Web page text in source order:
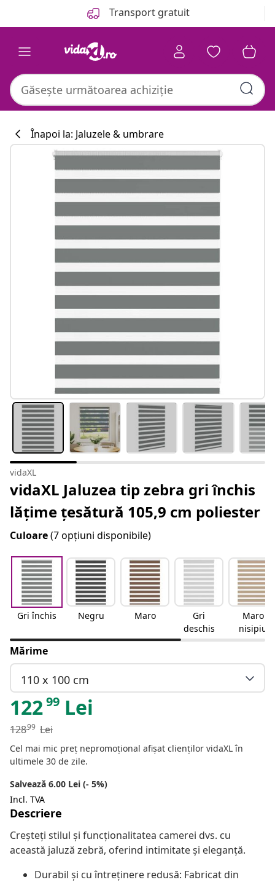
Transport gratuit
Înapoi la: Jaluzele & umbrare
vidaXL
vidaXL Jaluzea tip zebra gri închis
lățime țesătură 105,9 cm poliester
Culoare(7 opțiuni disponibile)
Gri închis Negru Maro
Gri
deschis
Maro
nisipiu
Mărime
110 x 100 cm
12299 Lei
12899 Lei
Cel mai mic preț nepromoțional afișat clienților vidaXL în
ultimele 30 de zile.
Salvează 6.00 Lei (- 5%)
Incl. TVA
Descriere
Creșteți stilul și funcționalitatea camerei dvs. cu
această jaluză zebră, oferind intimitate și eleganță.
Durabil și cu întreținere redusă: Fabricat din